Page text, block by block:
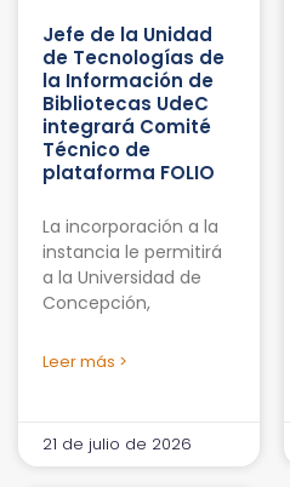
Jefe de la Unidad
de Tecnologías de
la Información de
Bibliotecas UdeC
integrará Comité
Técnico de
plataforma FOLIO
La incorporación a la
instancia le permitirá
a la Universidad de
Concepción,
Leer más >
21 de julio de 2026